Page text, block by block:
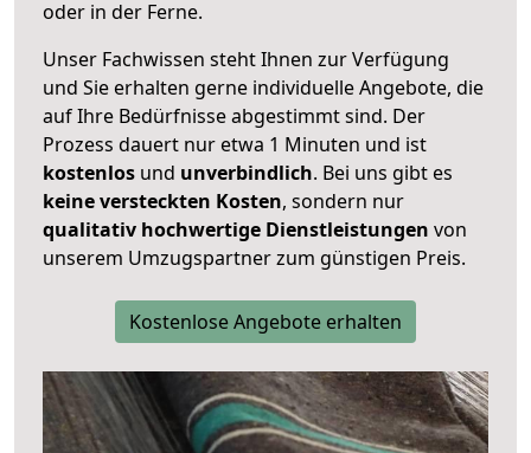
oder in der Ferne.
Unser Fachwissen steht Ihnen zur Verfügung
und Sie erhalten gerne individuelle Angebote, die
auf Ihre Bedürfnisse abgestimmt sind. Der
Prozess dauert nur etwa 1 Minuten und ist
kostenlos und unverbindlich. Bei uns gibt es
keine versteckten Kosten, sondern nur
qualitativ hochwertige Dienstleistungen von
unserem Umzugspartner zum günstigen Preis.
Kostenlose Angebote erhalten